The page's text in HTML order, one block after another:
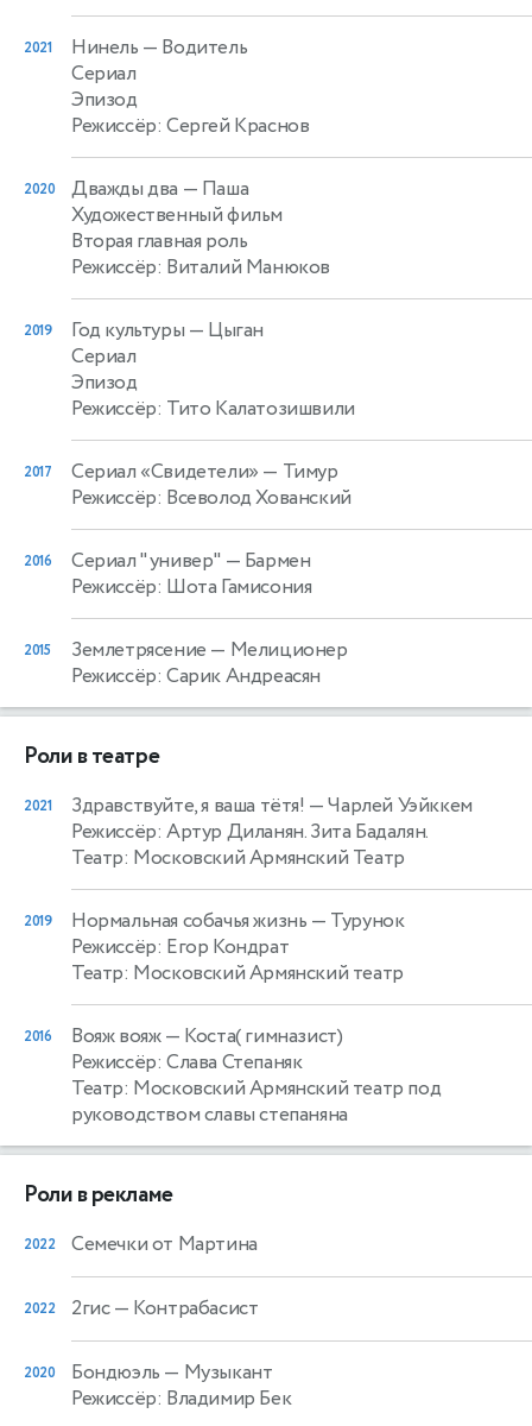
2021 Нинель — Водитель
Сериал
Эпизод
Режиссёр: Сергей Краснов
2020 Дважды два — Паша
Художественный фильм
Вторая главная роль
Режиссёр: Виталий Манюков
2019 Год культуры — Цыган
Сериал
Эпизод
Режиссёр: Тито Калатозишвили
2017 Сериал «Свидетели» — Тимур
Режиссёр: Всеволод Хованский
2016 Сериал "универ" — Бармен
Режиссёр: Шота Гамисония
2015 Землетрясение — Мелиционер
Режиссёр: Сарик Андреасян
Роли в театре
2021 Здравствуйте, я ваша тётя! — Чарлей Уэйккем
Режиссёр: Артур Диланян. Зита Бадалян.
Театр: Московский Армянский Театр
2019 Нормальная собачья жизнь — Турунок
Режиссёр: Егор Кондрат
Театр: Московский Армянский театр
2016 Вояж вояж— Коста( гимназист)
Режиссёр: Слава Степаняк
Театр: Московский Армянский театр под
руководством славы степаняна
Роли в рекламе
2022 Семечки от Мартина
2022 2гис— Контрабасист
2020 Бондюэль — Музыкант
Режиссёр: Владимир Бек